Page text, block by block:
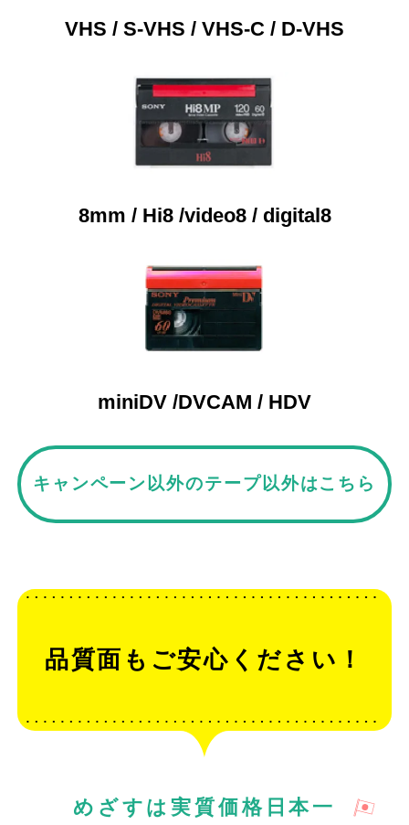
VHS / S-VHS / VHS-C / D-VHS
8mm / Hi8 /video8 / digital8
miniDV /DVCAM / HDV
キャンペーン以外のテープ以外はこちら
品質面もご安心ください！
めざすは実質価格日本一